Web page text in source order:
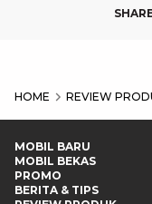
HOME REVIEW
MOBIL BARU
MOBIL BEKAS
PROMO
BERITA & TIPS